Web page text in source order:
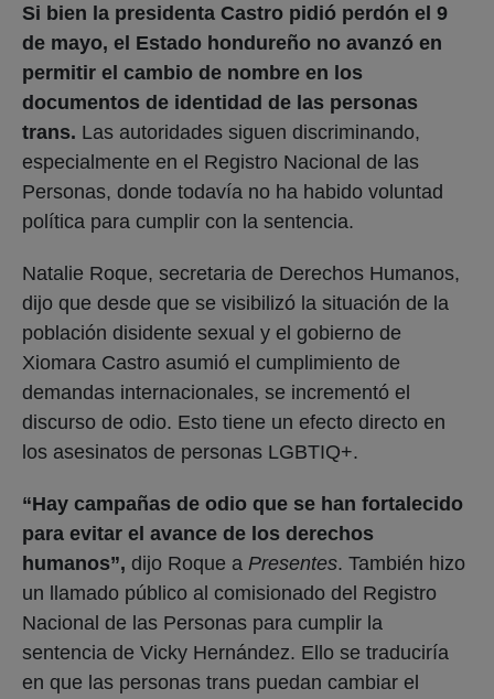
Si bien la presidenta Castro pidió perdón el 9
de mayo, el Estado hondureño no avanzó en
permitir el cambio de nombre en los
documentos de identidad de las personas
trans. Las autoridades siguen discriminando,
especialmente en el Registro Nacional de las
Personas, donde todavía no ha habido voluntad
política para cumplir con la sentencia.
Natalie Roque, secretaria de Derechos Humanos,
dijo que desde que se visibilizó la situación de la
población disidente sexual y el gobierno de
Xiomara Castro asumió el cumplimiento de
demandas internacionales, se incrementó el
discurso de odio. Esto tiene un efecto directo en
los asesinatos de personas LGBTIQ+.
“Hay campañas de odio que se han fortalecido
para evitar el avance de los derechos
humanos”, dijo Roque a Presentes. También hizo
un llamado público al comisionado del Registro
Nacional de las Personas para cumplir la
sentencia de Vicky Hernández. Ello se traduciría
en que las personas trans puedan cambiar el